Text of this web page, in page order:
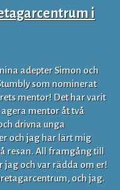
i
adepter Simon och
som nominerat
mentor! Det har varit
mentor åt två
drivna unga
och jag har lärt mig
resan. All framgång till
jag och var rädda om er!
och jag.